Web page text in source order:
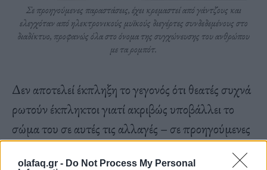
olafaq.gr - Do Not Process My Personal
Σε προηγούμενες παραστάσεις, έχει κρεμαστεί από γάντζους και
ελεγχόταν από ηλεκτρονικούς μυϊκούς διεγέρτες συνδεδεμένους στο
διαδίκτυο, προφανώς όλα στο όνομα της συγχώνευσης του ανθρώπου
με τα ρομπότ.
Δεν αποτελεί έκπληξη το γεγονός ότι θεατές συχνά
ρωτούν έκπληκτοι γιατί ακριβώς υποβάλλει το
σώμα του σε αυτές τις αλλαγές – σε προηγούμενες